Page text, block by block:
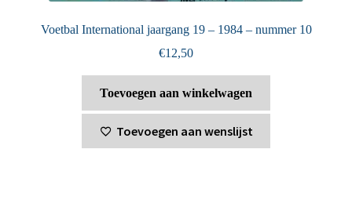
Voetbal International jaargang 19 – 1984 – nummer 10
€12,50
Toevoegen aan winkelwagen
Toevoegen aan wenslijst